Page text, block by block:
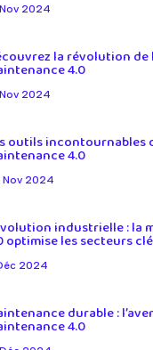
2024
la révolution
4.0
Nov 2024
outils incontournables
4.0
Nov 2024
industrielle : la
optimise les secteurs
2024
durable :
4.0